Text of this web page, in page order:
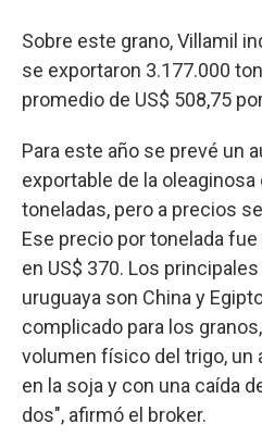
Sobre este grano, Villamil
se exportaron 3.177.000
promedio de US$ 508,75
Para este año se prevé un
exportable de la oleaginosa
toneladas, pero a precios
Ese precio por tonelada
en US$ 370. Los
uruguaya son China y
complicado para los
volumen físico del trigo, un
en la soja y con una caída
dos", afirmó el broker.